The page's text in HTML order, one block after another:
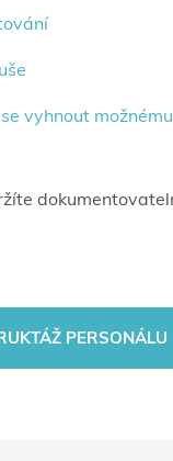
vyhnout
PERSONÁLU